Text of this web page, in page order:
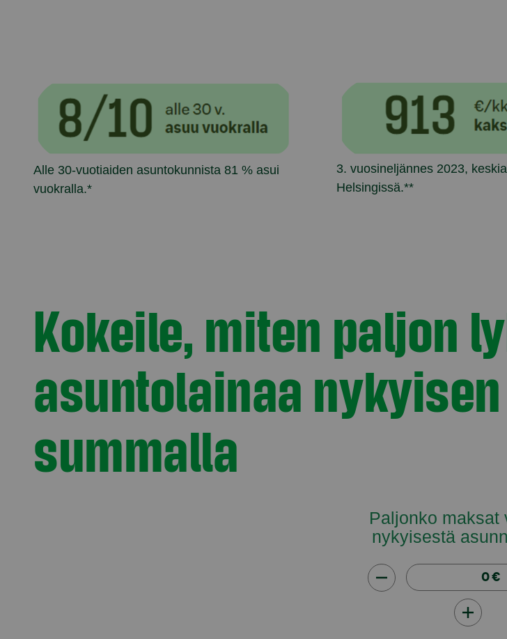
Alle 30-vuotiaiden asuntokunnista 81 % asui
vuokralla.*
3. vuosineljännes 2023,
Helsingissä.**
Kokeile, miten paljon
asuntolainaa
summalla
Paljonko maksat
nykyisestä